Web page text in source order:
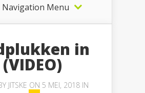
Navigation Menu
in
JITSKE ON 5 MEI, 2018 IN